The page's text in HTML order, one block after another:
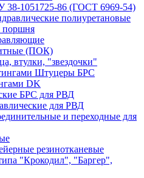
1051725-86 (ГОСТ 6969-54)
полиуретановые
поршня
(ПОК)
втулки, "звездочки"
Штуцеры БРС
DK
БРС для РВД
для РВД
и переходные для
резинотканевые
"Крокодил", "Баргер",